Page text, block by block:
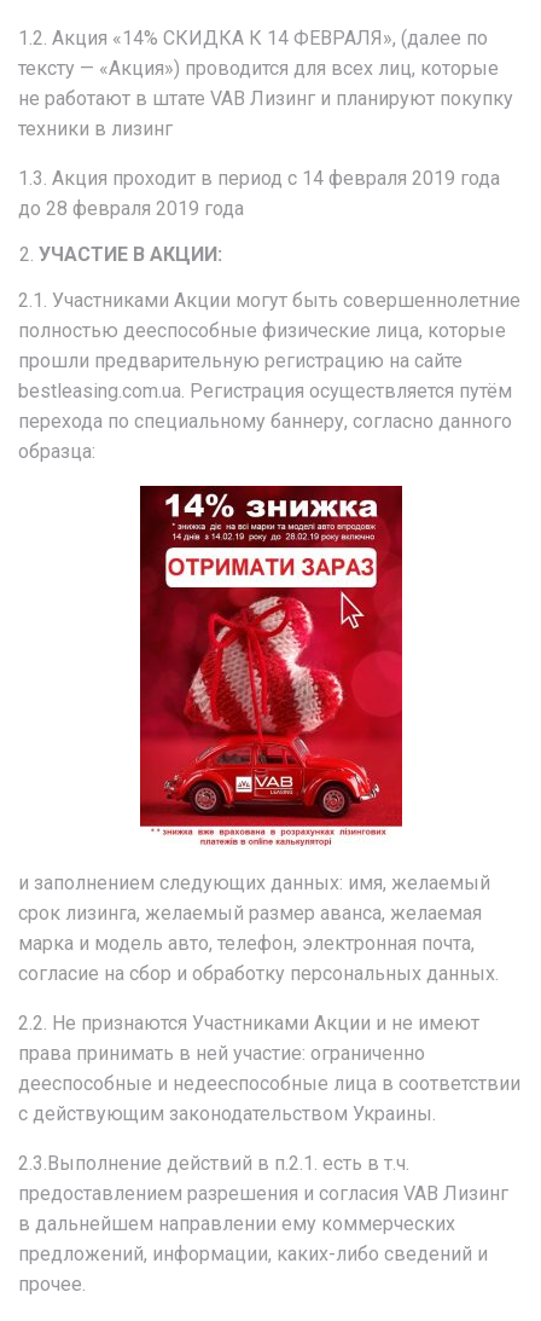
1.2. Акция «14% СКИДКА К 14 ФЕВРАЛЯ», (далее по
тексту — «Акция») проводится для всех лиц, которые
не работают в штате VAB Лизинг и планируют покупку
техники в лизинг
1.3. Акция проходит в период с 14 февраля 2019 года
до 28 февраля 2019 года
УЧАСТИЕ В АКЦИИ:
2.1. Участниками Акции могут быть совершеннолетние
полностью дееспособные физические лица, которые
прошли предварительную регистрацию на сайте
bestleasing.com.ua. Регистрация осуществляется путём
перехода по специальному баннеру, согласно данного
образца:
и заполнением следующих данных: имя, желаемый
срок лизинга, желаемый размер аванса, желаемая
марка и модель авто, телефон, электронная почта,
согласие на сбор и обработку персональных данных.
2.2. Не признаются Участниками Акции и не имеют
права принимать в ней участие: ограниченно
дееспособные и недееспособные лица в соответствии
с действующим законодательством Украины.
2.3.Выполнение действий в п.2.1. есть в т.ч.
предоставлением разрешения и согласия VAB Лизинг
в дальнейшем направлении ему коммерческих
предложений, информации, каких-либо сведений и
прочее.